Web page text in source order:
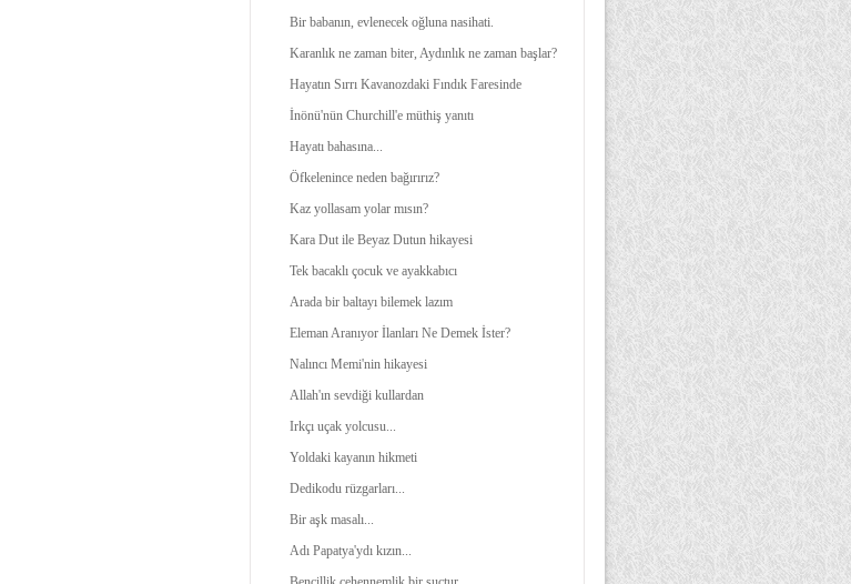
Bir babanın, evlenecek oğluna nasihati.
Karanlık ne zaman biter, Aydınlık ne zaman başlar?
Hayatın Sırrı Kavanozdaki Fındık Faresinde
İnönü'nün Churchill'e müthiş yanıtı
Hayatı bahasına...
Öfkelenince neden bağırırız?
Kaz yollasam yolar mısın?
Kara Dut ile Beyaz Dutun hikayesi
Tek bacaklı çocuk ve ayakkabıcı
Arada bir baltayı bilemek lazım
Eleman Aranıyor İlanları Ne Demek İster?
Nalıncı Memi'nin hikayesi
Allah'ın sevdiği kullardan
Irkçı uçak yolcusu...
Yoldaki kayanın hikmeti
Dedikodu rüzgarları...
Bir aşk masalı...
Adı Papatya'ydı kızın...